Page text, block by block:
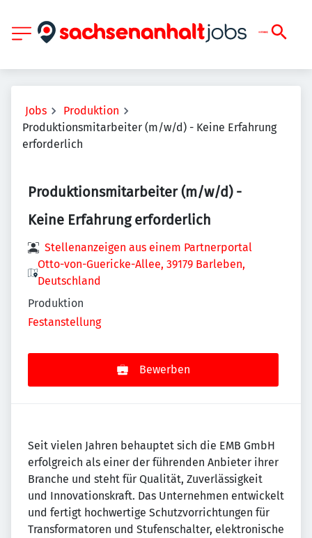
Jobs
Produktion
Produktionsmitarbeiter (m/w/d) - Keine Erfahrung
erforderlich
Produktionsmitarbeiter (m/w/d) -
Keine Erfahrung erforderlich
Stellenanzeigen aus einem Partnerportal
Otto-von-Guericke-Allee, 39179 Barleben,
Deutschland
Produktion
Festanstellung
Bewerben
Seit vielen Jahren behauptet sich die EMB GmbH
erfolgreich als einer der führenden Anbieter ihrer
Branche und steht für Qualität, Zuverlässigkeit
und Innovationskraft. Das Unternehmen entwickelt
und fertigt hochwertige Schutzvorrichtungen für
Transformatoren und Stufenschalter, elektronische